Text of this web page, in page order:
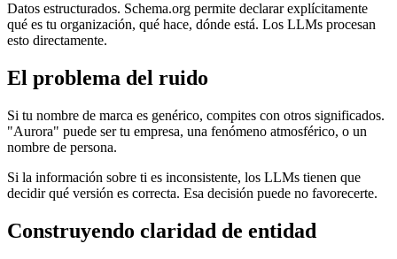
Datos estructurados. Schema.org permite declarar explícitamente
qué es tu organización, qué hace, dónde está. Los LLMs procesan
esto directamente.
El problema del ruido
Si tu nombre de marca es genérico, compites con otros significados.
"Aurora" puede ser tu empresa, una fenómeno atmosférico, o un
nombre de persona.
Si la información sobre ti es inconsistente, los LLMs tienen que
decidir qué versión es correcta. Esa decisión puede no favorecerte.
Construyendo claridad de entidad